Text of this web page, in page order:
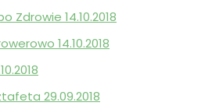
Zdrowie 14.10.2018
14.10.2018
29.09.2018